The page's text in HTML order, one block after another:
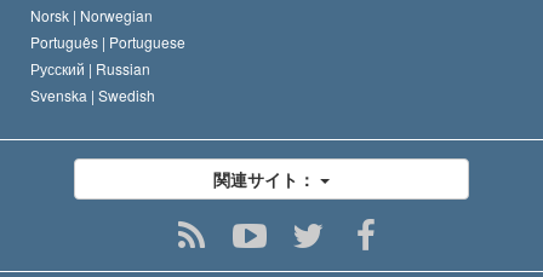
Norsk | Norwegian
Português | Portuguese
Русский | Russian
Svenska | Swedish
関連サイト：